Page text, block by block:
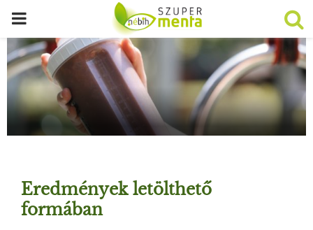
P
R
I
M
R
Eredmények letölthető
formában